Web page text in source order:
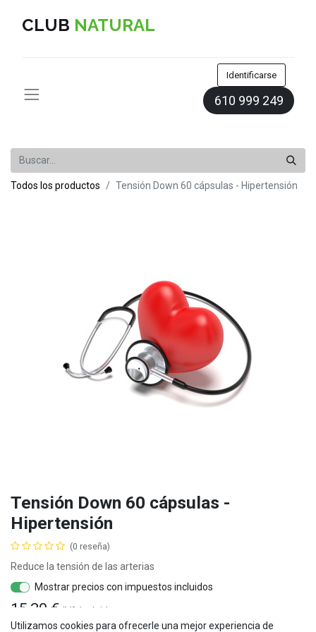
CLUB NATURAL
Identificarse
610 999 249
Todos los productos ​Tensión Down 60 cápsulas - Hipertensión
​Tensión Down 60 cápsulas -
Hipertensión
(0 reseña)
Reduce la tensión de las arterias
Mostrar precios con impuestos incluidos
15,30 € IVA incluido
Utilizamos cookies para ofrecerle una mejor experiencia de